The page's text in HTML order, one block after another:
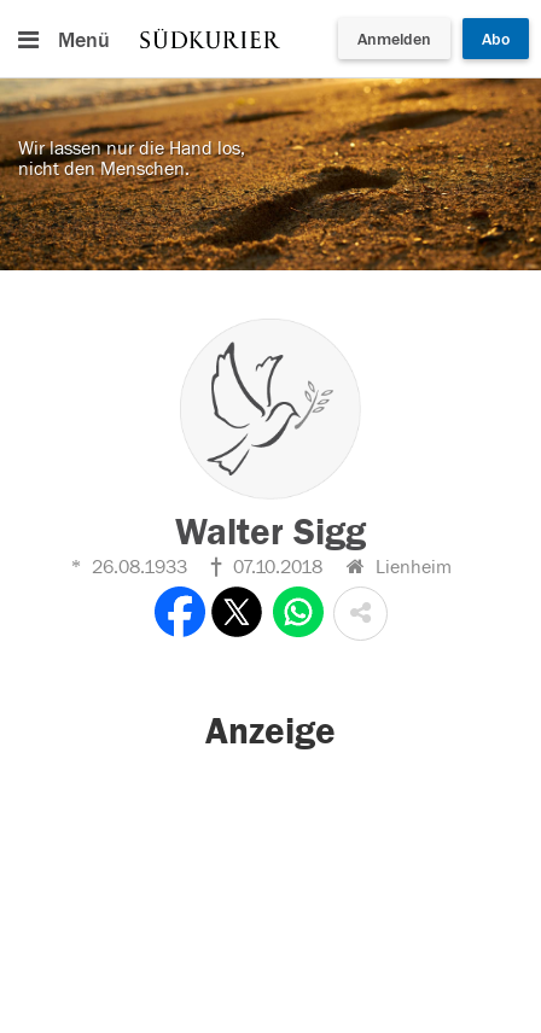
Menü Anmelden Abo
Wir lassen nur die Hand los,
nicht den Menschen.
Walter Sigg
26.08.1933 07.10.2018 Lienheim
Anzeige